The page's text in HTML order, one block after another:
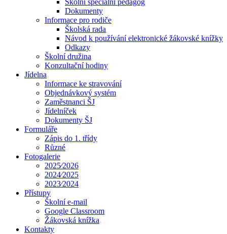
Školní speciální pedagog
Dokumenty
Informace pro rodiče
Školská rada
Návod k používání elektronické žákovské knížky
Odkazy
Školní družina
Konzultační hodiny
Jídelna
Informace ke stravování
Objednávkový systém
Zaměstnanci ŠJ
Jídelníček
Dokumenty ŠJ
Formuláře
Zápis do 1. třídy
Různé
Fotogalerie
2025⁄2026
2024⁄2025
2023⁄2024
Přístupy
Školní e-mail
Google Classroom
Žákovská knížka
Kontakty